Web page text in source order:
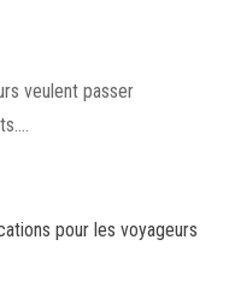
veulent passer
pour les voyageurs